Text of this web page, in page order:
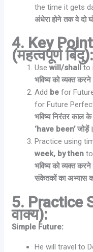
the time it gets
अंधेरा होने तक वे दो
4. Key
(महत्वपूर्ण बिंदु):
Usewill/shall
to
भविष्य को व्यक्त
Add be for
for Future
भविष्य निरंतर काल
‘have been’ जोड़ें।
Practice using
week, by then
भविष्य को व्यक्त
संकेतकों का अभ्यास
5. Practice
वाक्य):
Simple Future:
He will travel to